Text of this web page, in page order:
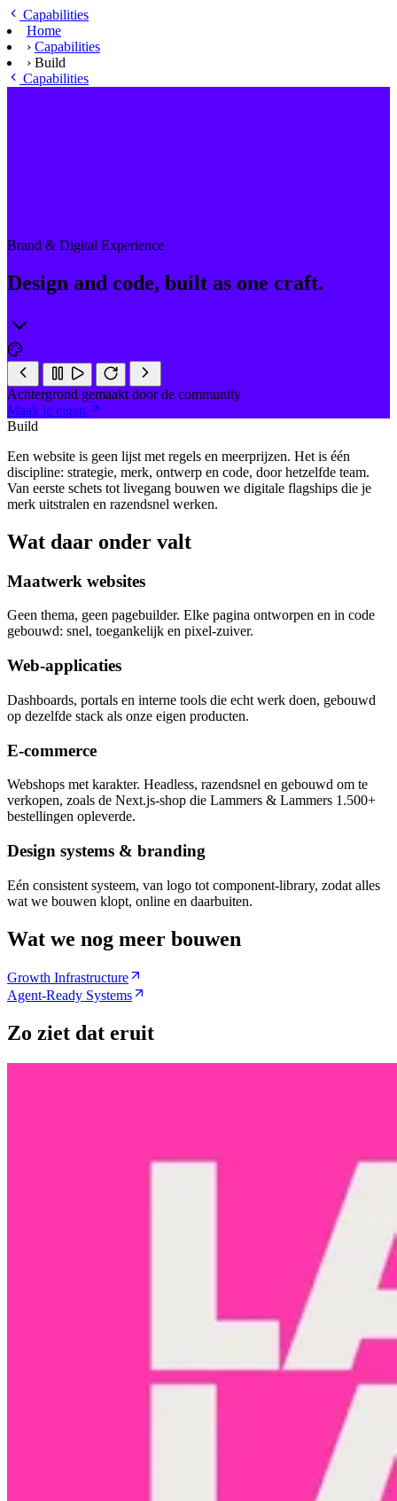
Ga naar hoofdinhoud
Capabilities
Home
› Capabilities
› Build
Capabilities
Brand & Digital Experience
Design and code, built as one craft.
Achtergrond gemaakt door de community
Maak je eigen
Build
Een website is geen lijst met regels en meerprijzen. Het is één
discipline: strategie, merk, ontwerp en code, door hetzelfde team.
Van eerste schets tot livegang bouwen we digitale flagships die je
merk uitstralen en razendsnel werken.
Wat daar onder valt
Maatwerk websites
Geen thema, geen pagebuilder. Elke pagina ontworpen en in code
gebouwd: snel, toegankelijk en pixel-zuiver.
Web-applicaties
Dashboards, portals en interne tools die echt werk doen, gebouwd
op dezelfde stack als onze eigen producten.
E-commerce
Webshops met karakter. Headless, razendsnel en gebouwd om te
verkopen, zoals de Next.js-shop die Lammers & Lammers 1.500+
bestellingen opleverde.
Design systems & branding
Eén consistent systeem, van logo tot component-library, zodat alles
wat we bouwen klopt, online en daarbuiten.
Wat we nog meer bouwen
Growth Infrastructure
Agent-Ready Systems
Zo ziet dat eruit